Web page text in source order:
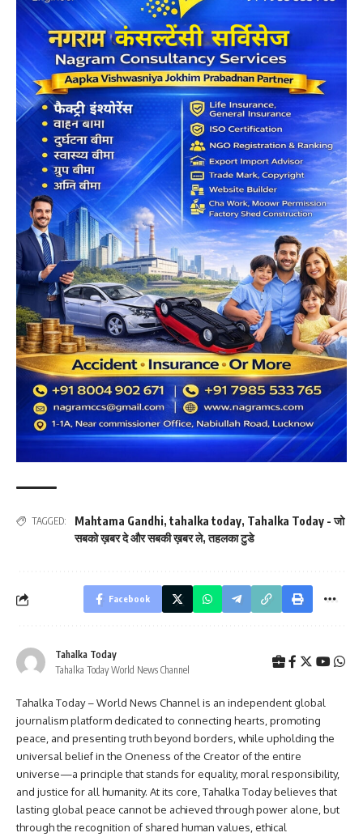
TAGGED: Mahtama Gandhi, tahalka today, Tahalka Today - जो
सबको ख़बर दे और सबकी ख़बर ले,तहलका टुडे
Facebook
Tahalka Today
Tahalka Today World News Channel
Tahalka Today – World News Channel is an independent global
journalism platform dedicated to connecting hearts, promoting
peace, and presenting truth beyond borders, while upholding the
universal belief in the Oneness of the Creator of the entire
universe—a principle that stands for equality, moral responsibility,
and justice for all humanity. At its core, Tahalka Today believes that
lasting global peace cannot be achieved through power alone, but
through the recognition of shared human values, ethical